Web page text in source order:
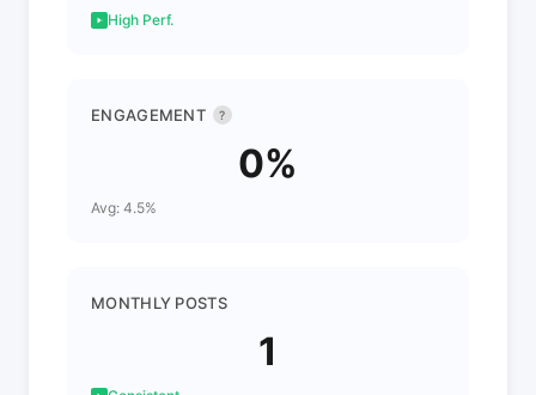
High Perf.
ENGAGEMENT ?
0%
Avg: 4.5%
MONTHLY POSTS
1